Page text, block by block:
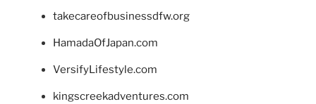
takecareofbusinessdfw.org
HamadaOfJapan.com
VersifyLifestyle.com
kingscreekadventures.com